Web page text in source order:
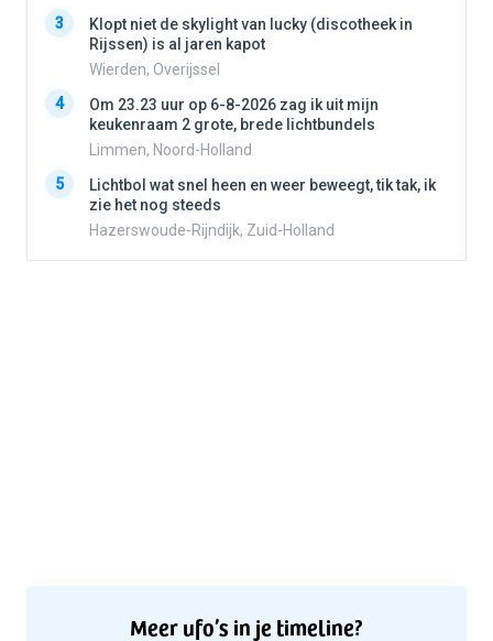
3
Klopt niet de skylight van lucky (discotheek in
Rijssen) is al jaren kapot
Wierden, Overijssel
4
Om 23.23 uur op 6-8-2026 zag ik uit mijn
keukenraam 2 grote, brede lichtbundels
Limmen, Noord-Holland
5
Lichtbol wat snel heen en weer beweegt, tik tak, ik
zie het nog steeds
Hazerswoude-Rijndijk, Zuid-Holland
Meer ufo’s in je timeline?